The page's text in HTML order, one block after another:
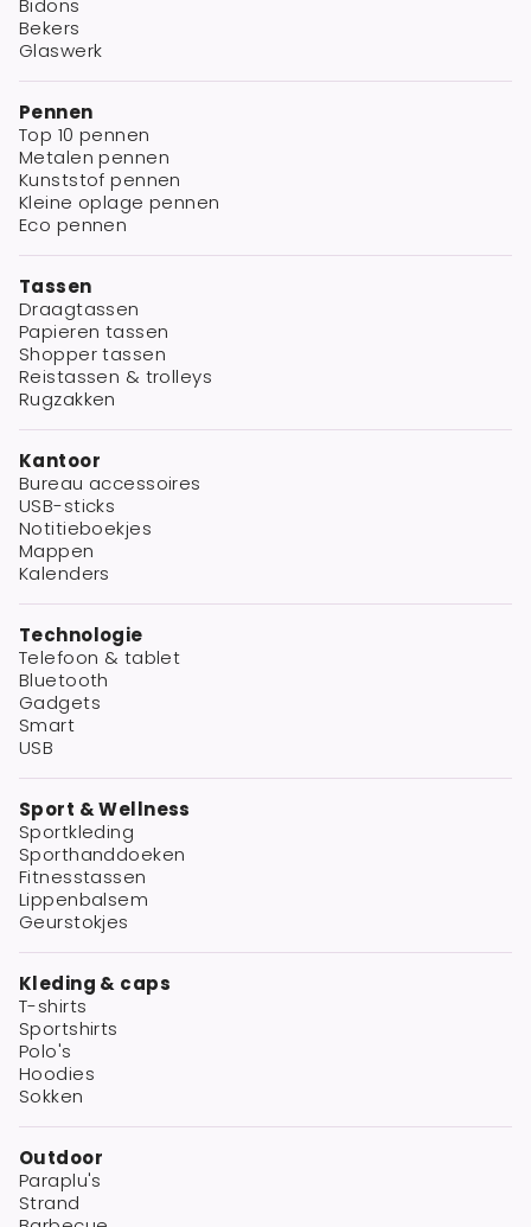
Bidons
Bekers
Glaswerk
Pennen
Top 10 pennen
Metalen pennen
Kunststof pennen
Kleine oplage pennen
Eco pennen
Tassen
Draagtassen
Papieren tassen
Shopper tassen
Reistassen & trolleys
Rugzakken
Kantoor
Bureau accessoires
USB-sticks
Notitieboekjes
Mappen
Kalenders
Technologie
Telefoon & tablet
Bluetooth
Gadgets
Smart
USB
Sport & Wellness
Sportkleding
Sporthanddoeken
Fitnesstassen
Lippenbalsem
Geurstokjes
Kleding & caps
T-shirts
Sportshirts
Polo's
Hoodies
Sokken
Outdoor
Paraplu's
Strand